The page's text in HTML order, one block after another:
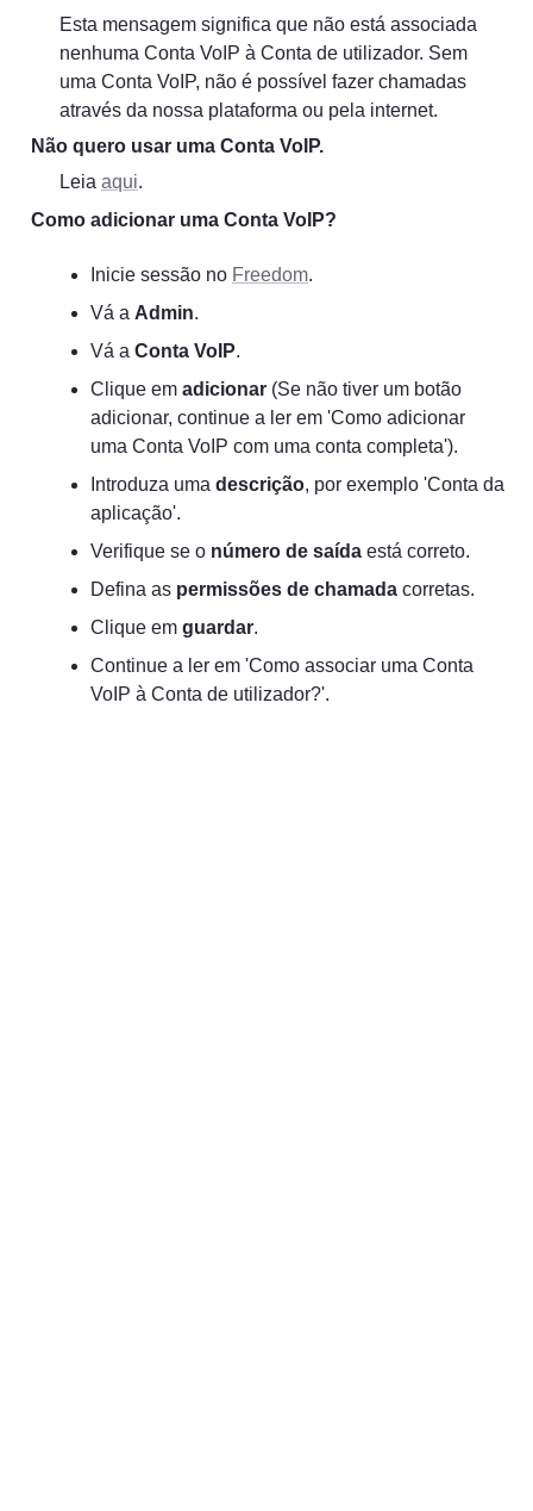
Esta mensagem significa que não está associada
nenhuma Conta VoIP à Conta de utilizador. Sem
uma Conta VoIP, não é possível fazer chamadas
através da nossa plataforma ou pela internet.
Não quero usar uma Conta VoIP.
Leia aqui.
Como adicionar uma Conta VoIP?
Inicie sessão no Freedom.
Vá a Admin.
Vá a Conta VoIP.
Clique em adicionar (Se não tiver um botão
adicionar, continue a ler em 'Como adicionar
uma Conta VoIP com uma conta completa').
Introduza uma descrição, por exemplo 'Conta da
aplicação'.
Verifique se o número de saída está correto.
Defina as permissões de chamada corretas.
Clique em guardar.
Continue a ler em 'Como associar uma Conta
VoIP à Conta de utilizador?'.